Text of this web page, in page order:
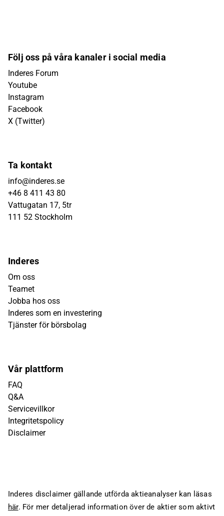
Följ oss på våra kanaler i social media
Inderes Forum
Youtube
Instagram
Facebook
X (Twitter)
Ta kontakt
info@inderes.se
+46 8 411 43 80
Vattugatan 17, 5tr
111 52 Stockholm
Inderes
Om oss
Teamet
Jobba hos oss
Inderes som en investering
Tjänster för börsbolag
Vår plattform
FAQ
Q&A
Servicevillkor
Integritetspolicy
Disclaimer
Inderes disclaimer gällande utförda aktieanalyser kan läsas
här. För mer detaljerad information över de aktier som aktivt